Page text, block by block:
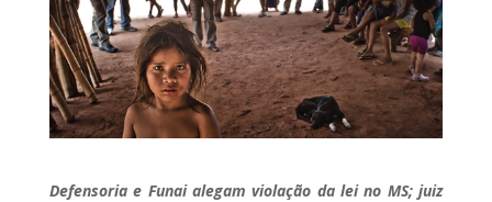
Defensoria e Funai alegam violação da lei no MS; juiz